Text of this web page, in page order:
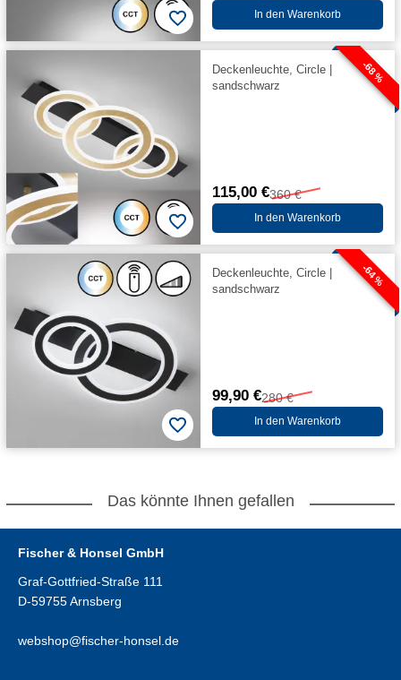
In den Warenkorb
-68 %
Deckenleuchte, Circle |
sandschwarz
115,00 €360 €
In den Warenkorb
-64 %
Deckenleuchte, Circle |
sandschwarz
99,90 €280 €
In den Warenkorb
Das könnte Ihnen gefallen
Fischer & Honsel GmbH
Graf-Gottfried-Straße 111
D-59755 Arnsberg
webshop@fischer-honsel.de